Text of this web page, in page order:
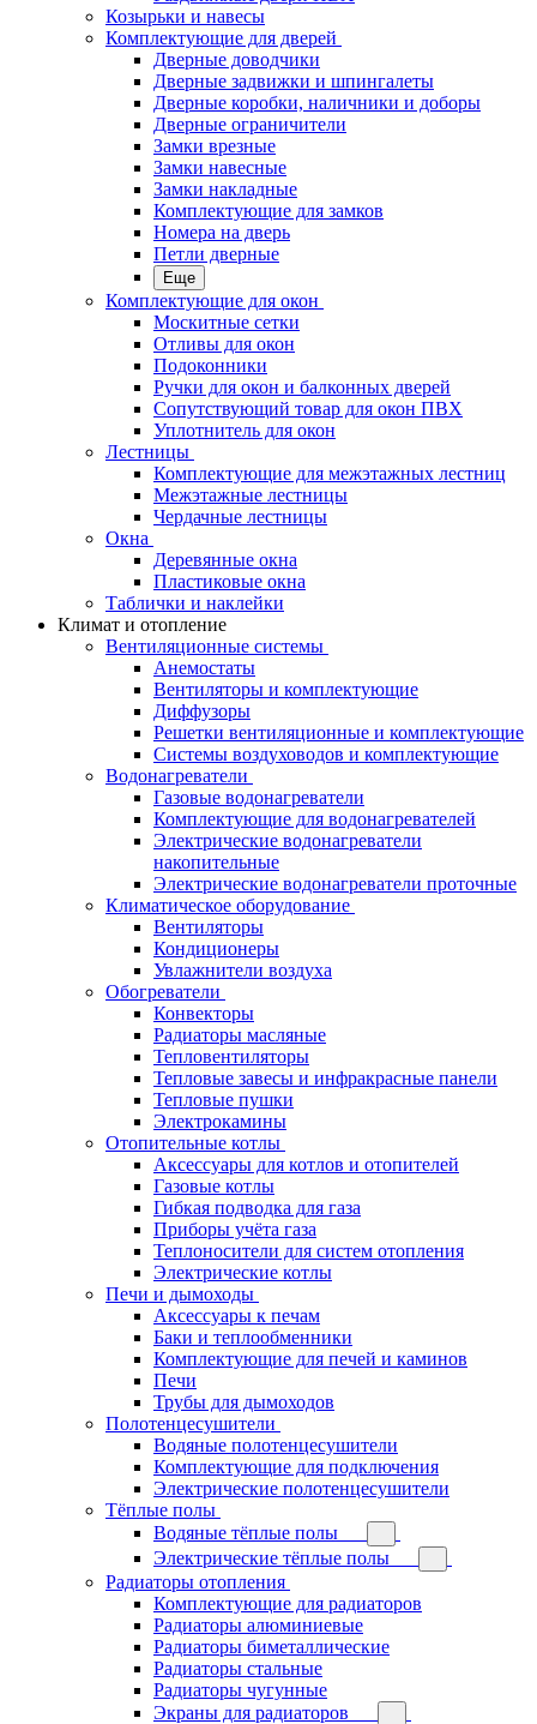
Козырьки и навесы
Комплектующие для дверей
Дверные доводчики
Дверные задвижки и шпингалеты
Дверные коробки, наличники и доборы
Дверные ограничители
Замки врезные
Замки навесные
Замки накладные
Комплектующие для замков
Номера на дверь
Петли дверные
Еще
Комплектующие для окон
Москитные сетки
Отливы для окон
Подоконники
Ручки для окон и балконных дверей
Сопутствующий товар для окон ПВХ
Уплотнитель для окон
Лестницы
Комплектующие для межэтажных лестниц
Межэтажные лестницы
Чердачные лестницы
Окна
Деревянные окна
Пластиковые окна
Таблички и наклейки
Климат и отопление
Вентиляционные системы
Анемостаты
Вентиляторы и комплектующие
Диффузоры
Решетки вентиляционные и комплектующие
Системы воздуховодов и комплектующие
Водонагреватели
Газовые водонагреватели
Комплектующие для водонагревателей
Электрические водонагреватели
накопительные
Электрические водонагреватели проточные
Климатическое оборудование
Вентиляторы
Кондиционеры
Увлажнители воздуха
Обогреватели
Конвекторы
Радиаторы масляные
Тепловентиляторы
Тепловые завесы и инфракрасные панели
Тепловые пушки
Электрокамины
Отопительные котлы
Аксессуары для котлов и отопителей
Газовые котлы
Гибкая подводка для газа
Приборы учёта газа
Теплоносители для систем отопления
Электрические котлы
Печи и дымоходы
Аксессуары к печам
Баки и теплообменники
Комплектующие для печей и каминов
Печи
Трубы для дымоходов
Полотенцесушители
Водяные полотенцесушители
Комплектующие для подключения
Электрические полотенцесушители
Тёплые полы
Водяные тёплые полы
Электрические тёплые полы
Радиаторы отопления
Комплектующие для радиаторов
Радиаторы алюминиевые
Радиаторы биметаллические
Радиаторы стальные
Радиаторы чугунные
Экраны для радиаторов